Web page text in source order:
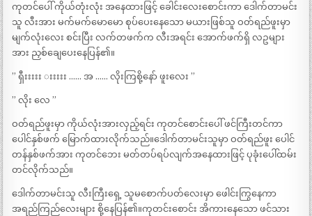
ကုတင်ပေါ် ကိုယ်တုံးလုံး အနေထားဖြင့် ခေါင်းလေးစောင်းကာ ဒေါက်တာမင်း
သူ လီးအား မက်မက်မောမော စုပ်ပေးနေသော မယားဖြစ်သူ ဝတ်ရည်ဖူးမှာ
မျက်လုံးလေး စင်းပြီး လက်တဖက်က လီးအရင်း အောက်ဖက်ရှိ လဥများ
အား ညှစ်ချေပေးနေပြန်၏။
” ရှီးးးးး းးးးး …… အ …… လိုးကြစို့နော် ဖူးလေး ”
” လိုး လေ ”
ဝတ်ရည်ဖူးမှာ ကိုယ်လုံးအားလှည့်ရင်း ကုတင်စောင်းပေါ် ဖင်ကြီးတင်ကာ
ပေါင်နှစ်ဖက် မြောက်ထားလိုက်သည်။ဒေါက်တာမင်းသူမှာ ဝတ်ရည်ဖူး ပေါင်
တန်နှစ်ဖက်အား ကုတင်ဘေး မတ်တပ်ရပ်လျက်အနေထားဖြင့် ပုခုံးပေါ်ထမ်း
တင်လိုက်သည်။
ဒေါက်တာမင်းသူ လီးကြီးရှေ့ သူမစောက်ပတ်လေးမှာ ဖေါင်းကြွနေကာ
အရည်ကြည်လေးများ စို့နေပြန်၏။ကုတင်းစောင်း အိကားနေသော ဖင်သား